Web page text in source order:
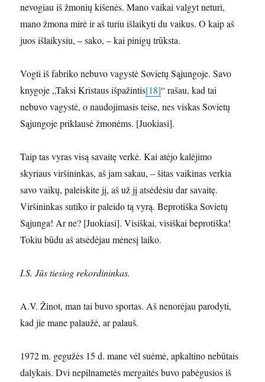
nevogiau iš žmonių kišenės. Mano vaikai valgyt neturi,
mano žmona mirė ir aš turiu išlaikyti du vaikus. O kaip aš
juos išlaikysiu, – sako, – kai pinigų trūksta.
Vogti iš fabriko nebuvo vagystė Sovietų Sąjungoje. Savo
knygoje „Taksi Kristaus išpažintis[18]“ rašau, kad tai
nebuvo vagystė, o naudojimasis teise, nes viskas Sovietų
Sąjungoje priklausė žmonėms. [Juokiasi].
Taip tas vyras visą savaitę verkė. Kai atėjo kalėjimo
skyriaus viršininkas, aš jam sakau, – šitas vaikinas verkia
savo vaikų, paleiskite jį, aš už jį atsėdėsiu dar savaitę.
Viršininkas sutiko ir paleido tą vyrą. Beprotiška Sovietų
Sąjunga! Ar ne? [Juokiasi]. Visiškai, visiškai beprotiška!
Tokiu būdu aš atsėdėjau mėnesį laiko.
I.S. Jūs tiesiog rekordininkas.
A.V. Žinot, man tai buvo sportas. Aš nenorėjau parodyti,
kad jie mane palaužė, ar palauš.
1972 m. gegužės 15 d. mane vėl suėmė, apkaltino nebūtais
dalykais. Dvi nepilnametės mergaitės buvo pabėgusios iš